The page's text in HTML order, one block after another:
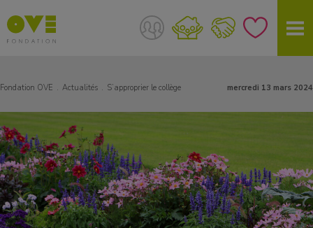
Fondation OVE Actualités S’approprier le collège mercredi 13 mars 2024